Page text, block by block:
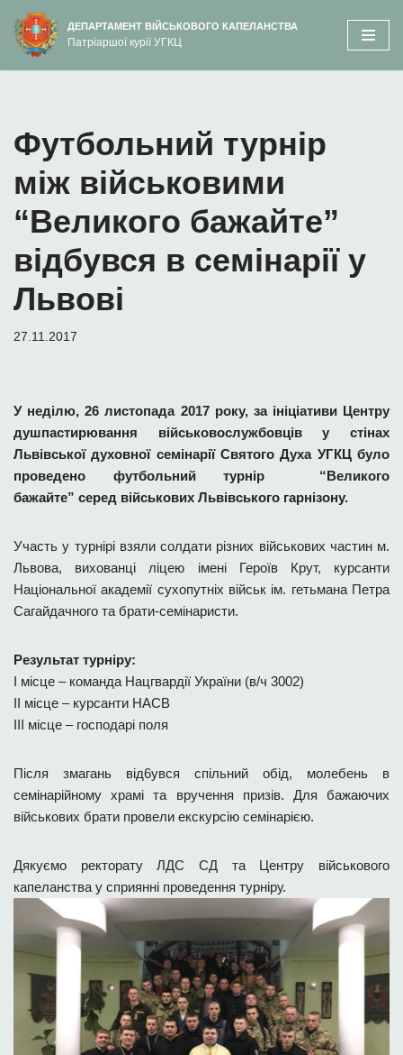
вмісту
Перейти
до
ДЕПАРТАМЕНТ ВІЙСЬКОВОГО КАПЕЛАНСТВА
Патріаршої курії УГКЦ
Футбольний турнір
між військовими
“Великого бажайте”
відбувся в семінарії у
Львові
27.11.2017
У неділю, 26 листопада 2017 року, за ініціативи Центру
душпастирювання військовослужбовців у стінах
Львівської духовної семінарії Святого Духа УГКЦ було
проведено футбольний турнір “Великого
бажайте” серед військових Львівського гарнізону.
Участь у турнірі взяли солдати різних військових частин м.
Львова, вихованці ліцею імені Героїв Крут, курсанти
Національної академії сухопутніх військ ім. гетьмана Петра
Сагайдачного та брати-семінаристи.
Результат турніру:
Ι місце – команда Нацгвардії України (в/ч 3002)
ΙΙ місце – курсанти НАСВ
ΙΙΙ місце – господарі поля
Після змагань від6увся спільний обід, молебень в
семінарійному храмі та вручення призів. Для бажаючих
військових брати провели екскурсію семінарією.
Дякуємо ректорату ЛДС СД та Центру військового
капеланства у сприянні проведення турніру.